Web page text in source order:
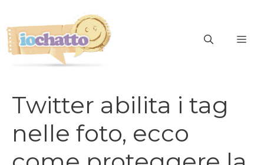
contenuto
Twitter abilita i tag
nelle foto, ecco